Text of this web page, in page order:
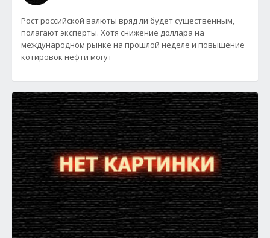
Рост российской валюты вряд ли будет существенным,
полагают эксперты. Хотя снижение доллара на
международном рынке на прошлой неделе и повышение
котировок нефти могут